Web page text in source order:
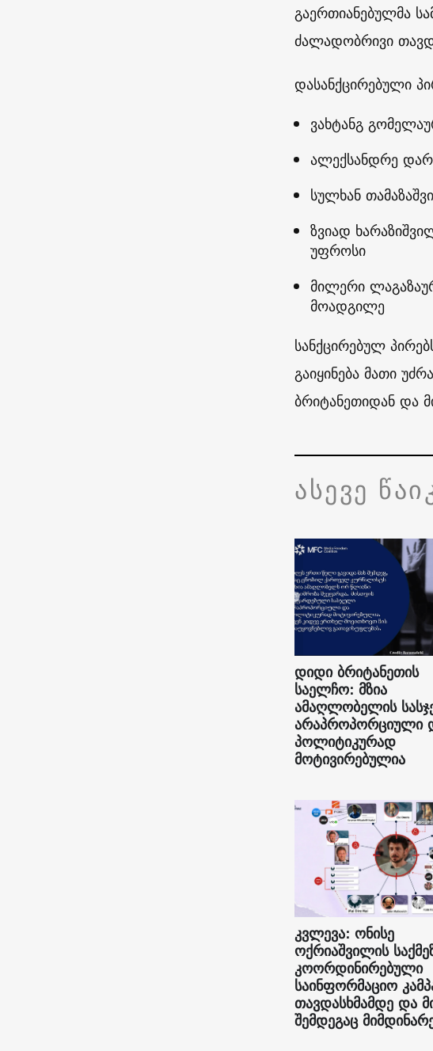
გაერთიანებულმა
ძალადობრივი
დასანქცირებული
ვახტანგ
ალექსანდრე
სულხან
ზვიად
უფროსი
მილერი
მოადგილე
სანქცირებულ
გაიყინება მათი
ბრიტანეთიდან და
ასევე
დიდი ბრიტანეთის
საელჩო: მზია
ამაღლობელის
არაპროპორციული
პოლიტიკურად
მოტივირებულია
კვლევა: ონისე
ოქრიაშვილის
კოორდინირებული
საინფორმაციო
თავდასხმამდე და
შემდეგაც